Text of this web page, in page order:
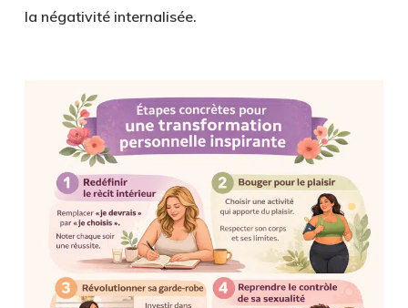
la négativité internalisée.